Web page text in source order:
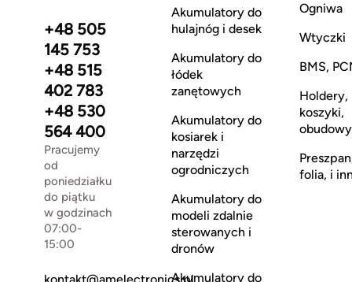
+48 505
145 753
+48 515
402 783
+48 530
564 400
Pracujemy
od
poniedziałku
do piątku
w godzinach
07:00-
15:00
Akumulatory do
hulajnóg i desek
Akumulatory do
łódek
zanętowych
Akumulatory do
kosiarek i
narzędzi
ogrodniczych
Akumulatory do
modeli zdalnie
sterowanych i
dronów
Akumulatory do
Ogniwa
Wtyczki
BMS,
Holdery,
koszyki,
obudowy
folia, i